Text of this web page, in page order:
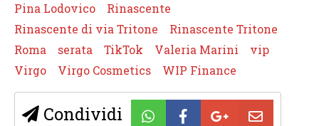
Pina Lodovico
Rinascente
Rinascente di via Tritone
Rinascente Tritone
Roma
serata TikTok Valeria Marini
vip
Virgo
Virgo Cosmetics WIP Finance
Condividi